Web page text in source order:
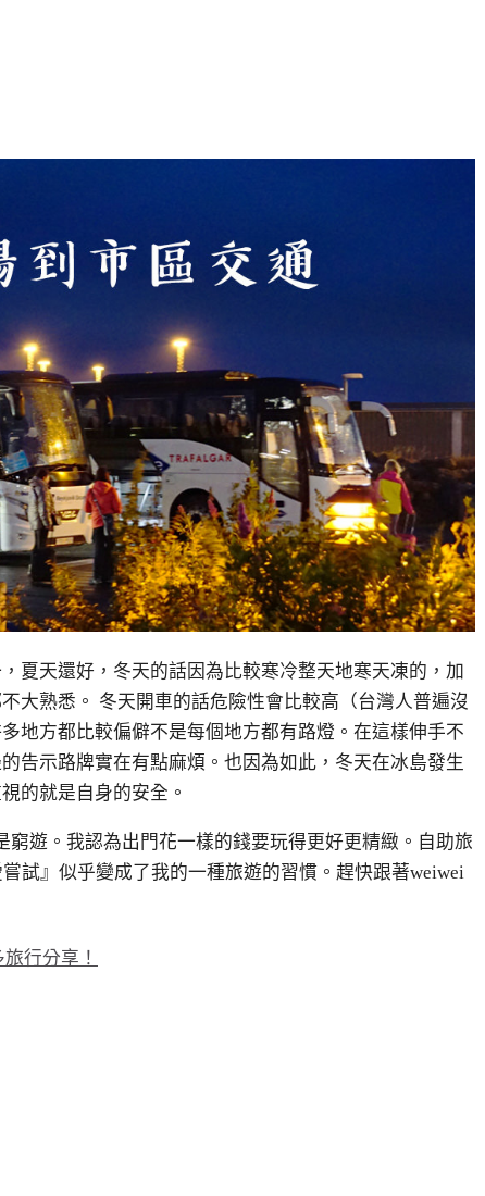
夏天還好，冬天的話因為比較寒冷整天地寒天凍的，加
大熟悉。 冬天開車的話危險性會比較高（台灣人普遍沒
地方都比較偏僻不是每個地方都有路燈。在這樣伸手不
告示路牌實在有點麻煩。也因為如此，冬天在冰島發生
的就是自身的安全。
窮遊。我認為出門花一樣的錢要玩得更好更精緻。自助旅
試』似乎變成了我的一種旅遊的習慣。趕快跟著weiwei
行分享！